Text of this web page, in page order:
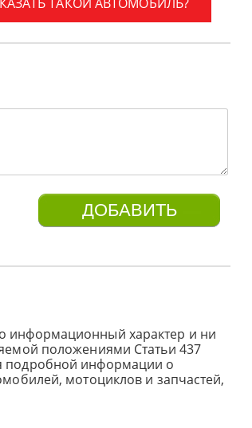
информационный характер и ни
положениями Статьи 437
подробной информации о
мотоциклов и запчастей,